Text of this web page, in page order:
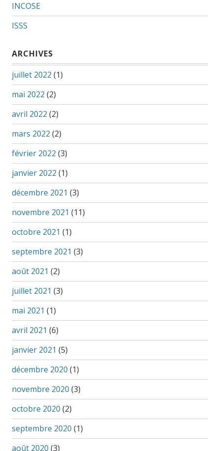
INCOSE
ISSS
ARCHIVES
juillet 2022 (1)
mai 2022 (2)
avril 2022 (2)
mars 2022 (2)
février 2022 (3)
janvier 2022 (1)
décembre 2021 (3)
novembre 2021 (11)
octobre 2021 (1)
septembre 2021 (3)
août 2021 (2)
juillet 2021 (3)
mai 2021 (1)
avril 2021 (6)
janvier 2021 (5)
décembre 2020 (1)
novembre 2020 (3)
octobre 2020 (2)
septembre 2020 (1)
août 2020 (3)